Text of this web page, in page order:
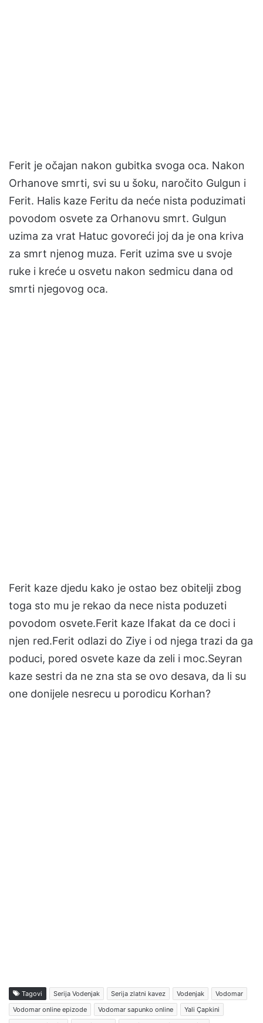
Ferit je očajan nakon gubitka svoga oca. Nakon
Orhanove smrti, svi su u šoku, naročito Gulgun i
Ferit. Halis kaze Feritu da neće nista poduzimati
povodom osvete za Orhanovu smrt. Gulgun
uzima za vrat Hatuc govoreći joj da je ona kriva
za smrt njenog muza. Ferit uzima sve u svoje
ruke i kreće u osvetu nakon sedmicu dana od
smrti njegovog oca.
Ferit kaze djedu kako je ostao bez obitelji zbog
toga sto mu je rekao da nece nista poduzeti
povodom osvete.Ferit kaze Ifakat da ce doci i
njen red.Ferit odlazi do Ziye i od njega trazi da ga
poduci, pored osvete kaze da zeli i moc.Seyran
kaze sestri da ne zna sta se ovo desava, da li su
one donijele nesrecu u porodicu Korhan?
Tagovi Serija Vodenjak Serija zlatni kavez Vodenjak
Vodomar
Vodomar online epizode
Vodomar sapunko online
Yali Çapkini